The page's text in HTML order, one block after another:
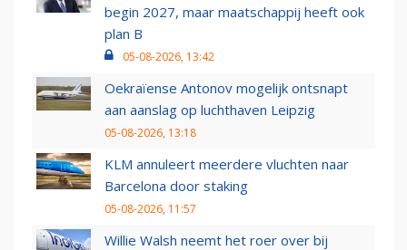
begin 2027, maar maatschappij heeft ook
plan B
05-08-2026, 13:42
Oekraïense Antonov mogelijk ontsnapt
aan aanslag op luchthaven Leipzig
05-08-2026, 13:18
KLM annuleert meerdere vluchten naar
Barcelona door staking
05-08-2026, 11:57
Willie Walsh neemt het roer over bij